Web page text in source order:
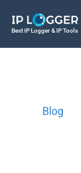
Best IP Logger & IP Tools
Blog